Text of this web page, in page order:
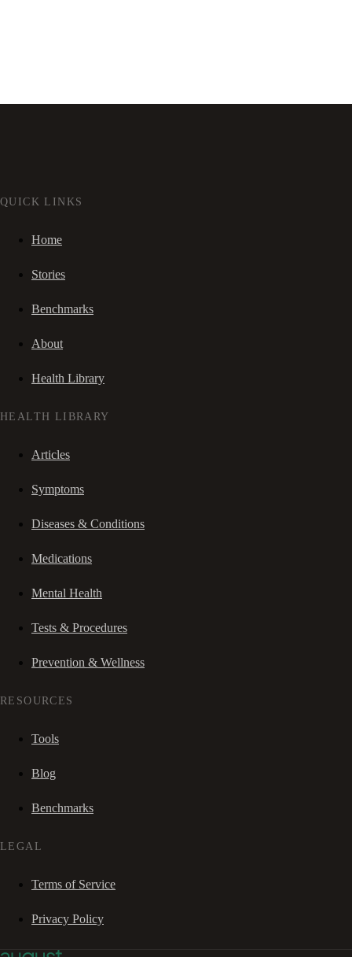
QUICK LINKS
Home
Stories
Benchmarks
About
Health Library
HEALTH LIBRARY
Articles
Symptoms
Diseases & Conditions
Medications
Mental Health
Tests & Procedures
Prevention & Wellness
RESOURCES
Tools
Blog
Benchmarks
LEGAL
Terms of Service
Privacy Policy